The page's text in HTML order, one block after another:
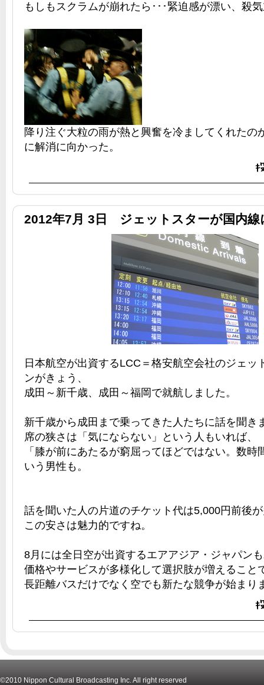
もしもスクラムが崩れたら･･･緊迫感が漂い、殺
降り注ぐ大粒の雨が熱と興奮を冷ましてくれたの
に解消に向かった。
2012年7月 3日 ジェットスターが国内線
日本航空が出資するLCC＝格安航空会社のジェッ
ンがきょう、
成田～新千歳、成田～福岡で就航しました。
新千歳から成田まで乗ってきた人たちに話を聞き
席の狭さは「気にならない」という人もいれば、
「膝が前にあたるが窮屈ってほどではない。数時
いう男性も。
話を聞いた人の片道のチケット代は5,000円前後
この安さは魅力的ですね。
8月には全日空が出資するエアアジア・ジャパン
価格やサービスが多様化して選択肢が増えること
長距離バスだけでなく空でも新たな競争が始まり
©2010 Nippon Cultural Broadcasting Inc. All right reserved